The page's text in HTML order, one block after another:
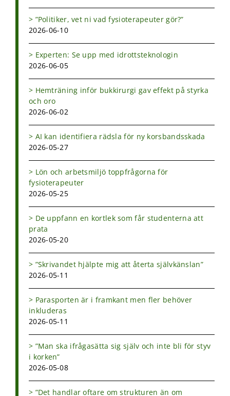
”Politiker, vet ni vad fysioterapeuter gör?”
2026-06-10
Experten: Se upp med idrottsteknologin
2026-06-05
Hemträning inför bukkirurgi gav effekt på styrka
och oro
2026-06-02
AI kan identifiera rädsla för ny korsbandsskada
2026-05-27
Lön och arbetsmiljö toppfrågorna för
fysioterapeuter
2026-05-25
De uppfann en kortlek som får studenterna att
prata
2026-05-20
”Skrivandet hjälpte mig att återta självkänslan”
2026-05-11
Parasporten är i framkant men fler behöver
inkluderas
2026-05-11
”Man ska ifrågasätta sig själv och inte bli för styv
i korken”
2026-05-08
”Det handlar oftare om strukturen än om